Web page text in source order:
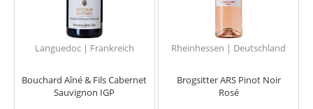
Languedoc | Frankreich
Bouchard Aîné & Fils Cabernet
Sauvignon IGP
Rheinhessen | Deutschland
Brogsitter ARS Pinot Noir
Rosé